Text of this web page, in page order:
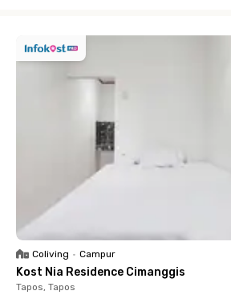
Coliving • Campur
Kost Nia Residence Cimanggis
Tapos, Tapos